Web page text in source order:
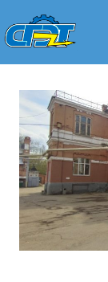
Перейти
к
содержимому